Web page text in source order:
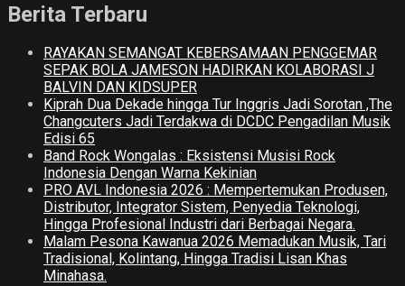
Berita Terbaru
RAYAKAN SEMANGAT KEBERSAMAAN PENGGEMAR
SEPAK BOLA JAMESON HADIRKAN KOLABORASI J
BALVIN DAN KIDSUPER
Kiprah Dua Dekade hingga Tur Inggris Jadi Sorotan ,The
Changcuters Jadi Terdakwa di DCDC Pengadilan Musik
Edisi 65
Band Rock Wongalas : Eksistensi Musisi Rock
Indonesia Dengan Warna Kekinian
PRO AVL Indonesia 2026 : Mempertemukan Produsen,
Distributor, Integrator Sistem, Penyedia Teknologi,
Hingga Profesional Industri dari Berbagai Negara.
Malam Pesona Kawanua 2026 Memadukan Musik, Tari
Tradisional, Kolintang, Hingga Tradisi Lisan Khas
Minahasa.